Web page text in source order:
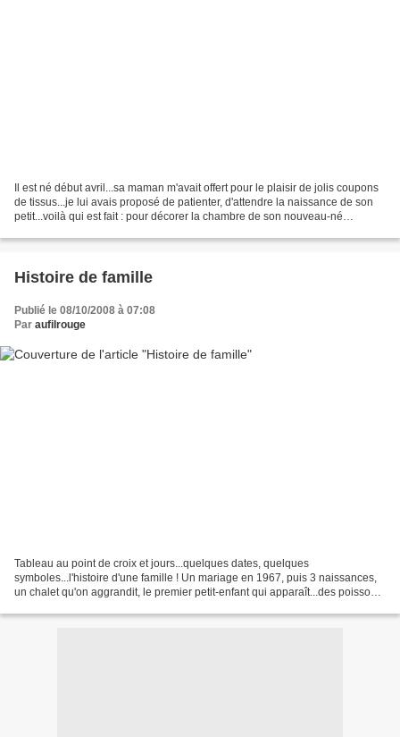
Il est né début avril...sa maman m'avait offert pour le plaisir de jolis coupons
de tissus...je lui avais proposé de patienter, d'attendre la naissance de son
petit...voilà qui est fait : pour décorer la chambre de son nouveau-né
Histoire de famille
Publié le 08/10/2008 à 07:08
Par aufilrouge
Tableau au point de croix et jours...quelques dates, quelques
symboles...l'histoire d'une famille ! Un mariage en 1967, puis 3 naissances,
un chalet qu'on aggrandit, le premier petit-enfant qui apparaît...des poissons,